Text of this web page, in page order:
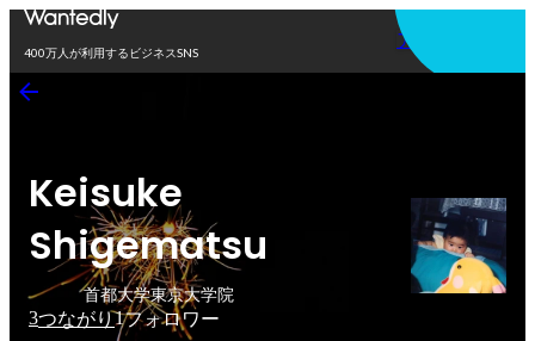
400万人が利用するビジネスSNS
アプリを使う
Keisuke
Shigematsu
首都大学東京大学院
3つながり1フォロワー